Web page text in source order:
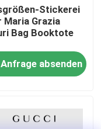
Stickerei
Maria Grazia
Bag Booktote
Anfrage absenden